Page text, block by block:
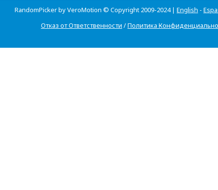
RandomPicker by VeroMotion © Copyright 2009-2024 | English -
Отказ от Ответственности /Политика